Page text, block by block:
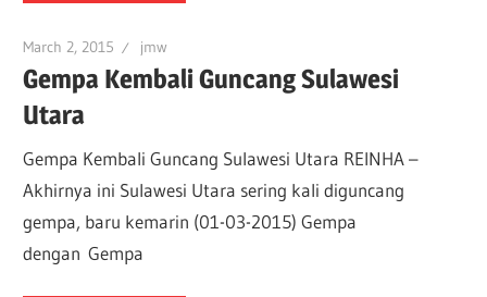
March 2, 2015 jmw
Gempa Kembali Guncang Sulawesi
Utara
Gempa Kembali Guncang Sulawesi Utara REINHA –
Akhirnya ini Sulawesi Utara sering kali diguncang
gempa, baru kemarin (01-03-2015) Gempa
dengan Gempa